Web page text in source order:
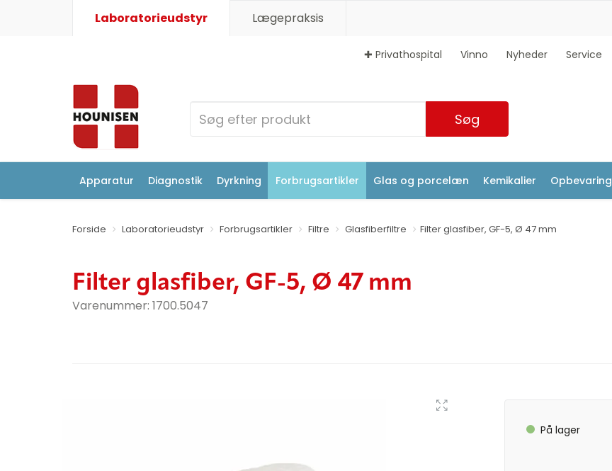
Laboratorieudstyr Lægepraksis
✚ Privathospital Vinno Nyheder Service
Søg
Apparatur Diagnostik Dyrkning Forbrugsartikler Glas og porcelæn Kemikalier Opbevaring
Forside Laboratorieudstyr Forbrugsartikler Filtre Glasfiberfiltre Filter glasfiber, GF-5, Ø 47 mm
Filter glasfiber, GF-5, Ø 47 mm
Varenummer: 1700.5047
På lager